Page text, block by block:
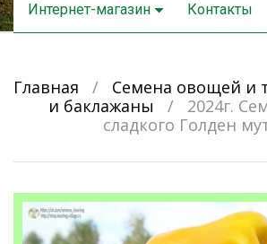
Интернет-магазин Контакты
Главная / Семена овощей и
и баклажаны
/
2024г.
сладкого Голден